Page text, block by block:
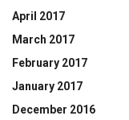
April 2017
March 2017
February 2017
January 2017
December 2016